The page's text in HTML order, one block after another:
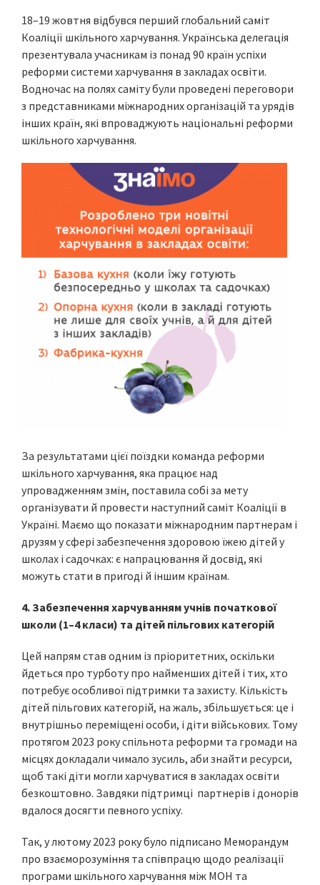
18–19 жовтня відбувся перший глобальний саміт
Коаліції шкільного харчування. Українська делегація
презентувала учасникам із понад 90 країн успіхи
реформи системи харчування в закладах освіти.
Водночас на полях саміту були проведені переговори
з представниками міжнародних організацій та урядів
інших країн, які впроваджують національні реформи
шкільного харчування.
За результатами цієї поїздки команда реформи
шкільного харчування, яка працює над
упровадженням змін, поставила собі за мету
організувати й провести наступний саміт Коаліції в
Україні. Маємо що показати міжнародним партнерам і
друзям у сфері забезпечення здоровою їжею дітей у
школах і садочках: є напрацювання й досвід, які
можуть стати в пригоді й іншим країнам.
4. Забезпечення харчуванням учнів початкової
школи (1–4 класи) та дітей пільгових категорій
Цей напрям став одним із пріоритетних, оскільки
йдеться про турботу про найменших дітей і тих, хто
потребує особливої підтримки та захисту. Кількість
дітей пільгових категорій, на жаль, збільшується: це і
внутрішньо переміщені особи, і діти військових. Тому
протягом 2023 року спільнота реформи та громади на
місцях докладали чимало зусиль, аби знайти ресурси,
щоб такі діти могли харчуватися в закладах освіти
безкоштовно. Завдяки підтримці партнерів і донорів
вдалося досягти певного успіху.
Так, у лютому 2023 року було підписано Меморандум
про взаєморозуміння та співпрацю щодо реалізації
програми шкільного харчування між МОН та